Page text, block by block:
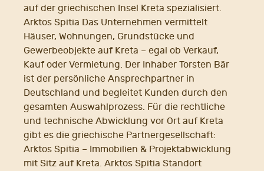
auf der griechischen Insel Kreta spezialisiert.
Arktos Spitia Das Unternehmen vermittelt
Häuser, Wohnungen, Grundstücke und
Gewerbeobjekte auf Kreta – egal ob Verkauf,
Kauf oder Vermietung. Der Inhaber Torsten Bär
ist der persönliche Ansprechpartner in
Deutschland und begleitet Kunden durch den
gesamten Auswahlprozess. Für die rechtliche
und technische Abwicklung vor Ort auf Kreta
gibt es die griechische Partnergesellschaft:
Arktos Spitia – Immobilien & Projektabwicklung
mit Sitz auf Kreta. Arktos Spitia Standort